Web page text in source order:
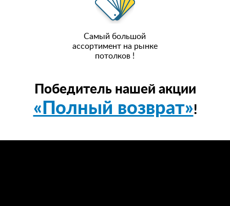
Самый большой
ассортимент на рынке
потолков !
Победитель нашей акции
«Полный возврат»!